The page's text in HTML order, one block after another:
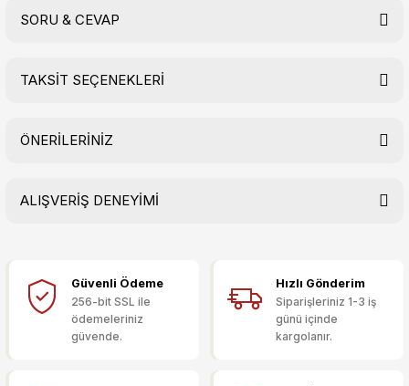
SORU & CEVAP
TAKSİT SEÇENEKLERİ
ÖNERİLERİNİZ
Bu ürünün fiyat bilgisi, resim, ürün açıklamalarında ve diğer
Ürün resmi kalitesiz, bozuk veya görüntülenemiyor.
Ürün açıklamasında eksik bilgiler bulunuyor.
Ürün fiyatı diğer sitelerden daha pahalı.
ALIŞVERİŞ DENEYİMİ
Sitemize ilk yorumu siz yapın!
Güvenli Ödeme
256-bit SSL ile
ödemeleriniz
güvende.
Hızlı Gönderim
Siparişleriniz 1-3 iş
günü içinde
kargolanır.